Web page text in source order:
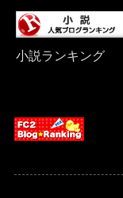
小説ランキング